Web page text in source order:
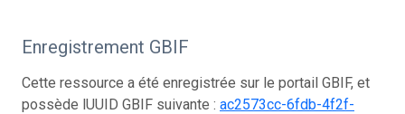
Enregistrement GBIF
Cette ressource a été enregistrée sur le portail GBIF, et
possède lUUID GBIF suivante : ac2573cc-6fdb-4f2f-